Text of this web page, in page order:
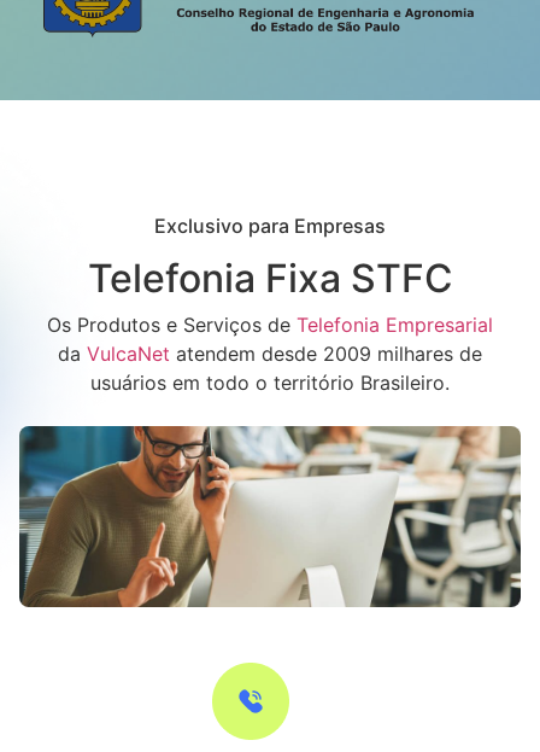
Exclusivo para Empresas
Telefonia Fixa STFC
Os Produtos e Serviços de Telefonia Empresarial
da VulcaNet atendem desde 2009 milhares de
usuários em todo o território Brasileiro.